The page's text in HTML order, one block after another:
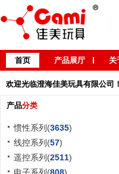
首页 产品展厅 关
欢迎光临澄海佳美玩具有限公司
产品分类
惯性系列(3635)
线控系列(57)
遥控系列(2511)